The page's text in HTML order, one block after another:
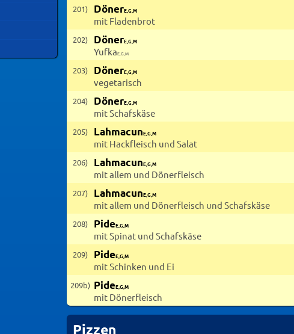
201) DönerE,G,M
mit Fladenbrot
202) DönerE,G,M
Yufka E,G,M
203) DönerE,G,M
vegetarisch
204) DönerE,G,M
mit Schafskäse
205) LahmacunE,G,M
mit Hackfleisch und Salat
206) LahmacunE,G,M
mit allem und Dönerfleisch
207) LahmacunE,G,M
mit allem und Dönerfleisch und Schafskäse
208) PideE,G,M
mit Spinat und Schafskäse
209) PideE,G,M
mit Schinken und Ei
209b) PideE,G,M
mit Dönerfleisch
Pizzen